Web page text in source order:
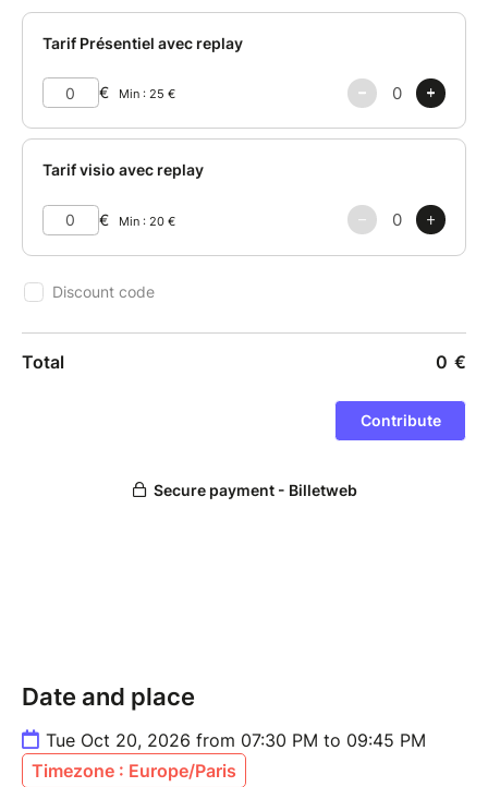
Lumière. L’heure est à retrouver sa puissance
personnelle et sa souveraineté.
Date and place
Tue Oct 20, 2026 from 07:30 PM to 09:45 PM
Timezone : Europe/Paris